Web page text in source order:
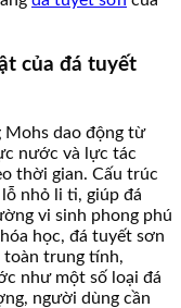
của đá tuyết
dao động từ
nước và lực tác
thời gian. Cấu trúc
nhỏ li ti, giúp đá
vi sinh phong phú
học, đá tuyết sơn
toàn trung tính,
như một số loại đá
người dùng cần